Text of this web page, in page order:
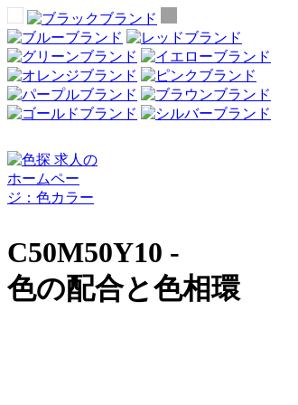
C50M50Y10 -
色の配合と色相環